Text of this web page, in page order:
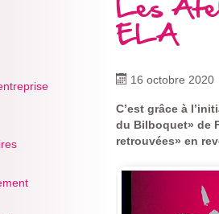
ELA
16 octobre 2020
C’est grâce à
du Bilboquet» de
retrouvées» en